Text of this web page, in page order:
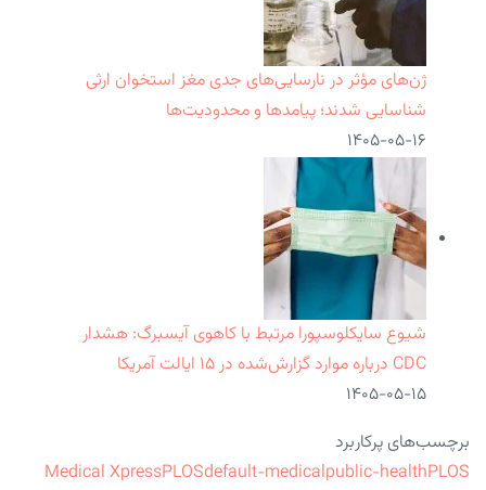
ژن‌های مؤثر در نارسایی‌های جدی مغز استخوان ارثی
شناسایی شدند؛ پیامدها و محدودیت‌ها
۱۴۰۵-۰۵-۱۶
شیوع سایکلوسپورا مرتبط با کاهوی آیسبرگ: هشدار
CDC درباره موارد گزارش‌شده در ۱۵ ایالت آمریکا
۱۴۰۵-۰۵-۱۵
برچسب‌های پرکاربرد
Medical XpressPLOSdefault-medicalpublic-healthPLOS